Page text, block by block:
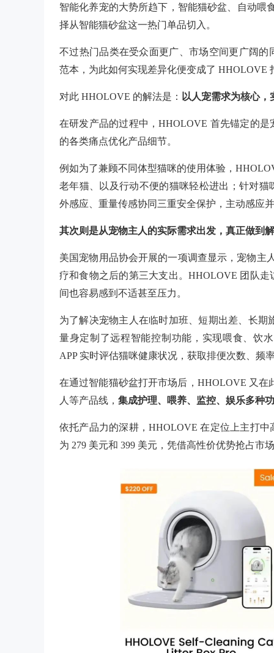
智能化养宠的大势所趋下，智能猫砂盆、自动喂
择从智能猫砂盆这一热门单品切入。
不过热门品类在受众面更广、市场空间更广阔的
范本，为此如何实现差异化便变成了 HHOLOVE
对此 HHOLOVE 的解法是： 以人宠需求为核心
在研发产品的过程中，HHOLOVE 首先锚定的
的各类痛点优化产品细节。
例如为了兼顾不同体型猫咪的使用体验，
老年猫、以及行动不便的猫咪轻松进出；针对
外感应、重量传感协同三重安全保护，主动感应
其次则是从宠物主人的实际需求出发，真正做到
美国宠物用品协会开展的一项调查显示，宠物主
疗和食物之后的第三大支出。HHOLOVE 团队
间也容易感到不适甚至压力。
为了解决宠物主人在临时加班、短期出差、长
量身定制了远程智能控制功能，实现喂食、饮
APP 实时评估猫咪健康状况，获取排便次数、频
在通过智能猫砂盆打开市场后，HHOLOVE 又
人等产品线， 集成护理、喂养、监控、娱乐多种
依托产品力的深耕，HHOLOVE 在定位上主打
为 279 美元和 399 美元，凭借高性价优势抢占市